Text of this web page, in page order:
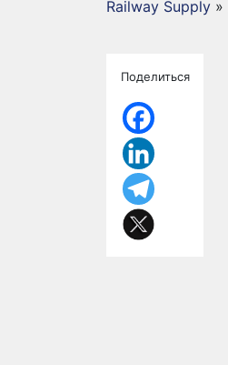
Railway Supply »
Поделиться